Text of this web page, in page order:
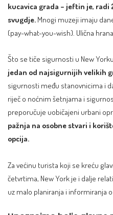
kucavica grada – jeftin je, radi
svugdje. Mnogi muzeji imaju
(pay-what-you-wish). Ulična
Što se tiče sigurnosti u New
jedan od najsigurnijih velikih
sigurnosti među stanovnicima i
riječ o noćnim šetnjama i
preporučuje uobičajeni urbani
pažnja na osobne stvari i
opcija.
Za većinu turista koji se kreću
četvrtima, New York je i dalje
uz malo planiranja i informiranja